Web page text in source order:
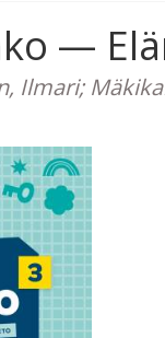
—
Ilmari;